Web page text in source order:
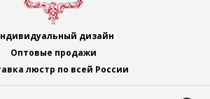
дизайн
Оптовые продажи
люстр по всей России